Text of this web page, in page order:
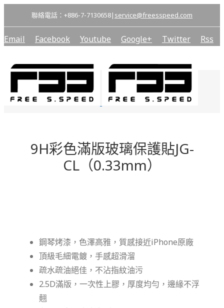
聯絡電話：+886-7-7130658| service@freesspeed.com
Email Facebook Youtube Google+ Twitter Rss
9H彩色滿版玻璃保護貼JG-
CL（0.33mm）
鋼琴烤漆，色澤高雅，質感接近iPhone原廠
頂級毛細電鍍，手感超滑溜
疏水疏油絕佳，不沾指紋油污
2.5D滿版，一次性上膠，厚度均勻，邊緣不浮
翹